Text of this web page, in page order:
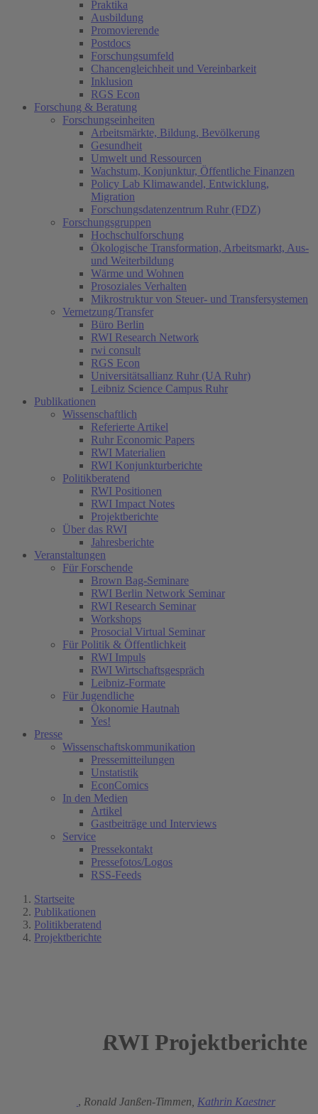
Praktika
Ausbildung
Promovierende
Postdocs
Forschungsumfeld
Chancengleichheit und Vereinbarkeit
Inklusion
RGS Econ
Forschung & Beratung
Forschungseinheiten
Arbeitsmärkte, Bildung, Bevölkerung
Gesundheit
Umwelt und Ressourcen
Wachstum, Konjunktur, Öffentliche Finanzen
Policy Lab Klimawandel, Entwicklung,
Migration
Forschungsdatenzentrum Ruhr (FDZ)
Forschungsgruppen
Hochschulforschung
Ökologische Transformation, Arbeitsmarkt, Aus-
und Weiterbildung
Wärme und Wohnen
Prosoziales Verhalten
Mikrostruktur von Steuer- und Transfersystemen
Vernetzung/Transfer
Büro Berlin
RWI Research Network
rwi consult
RGS Econ
Universitätsallianz Ruhr (UA Ruhr)
Leibniz Science Campus Ruhr
Publikationen
Wissenschaftlich
Referierte Artikel
Ruhr Economic Papers
RWI Materialien
RWI Konjunkturberichte
Politikberatend
RWI Positionen
RWI Impact Notes
Projektberichte
Über das RWI
Jahresberichte
Veranstaltungen
Für Forschende
Brown Bag-Seminare
RWI Berlin Network Seminar
RWI Research Seminar
Workshops
Prosocial Virtual Seminar
Für Politik & Öffentlichkeit
RWI Impuls
RWI Wirtschaftsgespräch
Leibniz-Formate
Für Jugendliche
Ökonomie Hautnah
Yes!
Presse
Wissenschaftskommunikation
Pressemitteilungen
Unstatistik
EconComics
In den Medien
Artikel
Gastbeiträge und Interviews
Service
Pressekontakt
Pressefotos/Logos
RSS-Feeds
Startseite
Publikationen
Politikberatend
Projektberichte
RWI Projektberichte
, Ronald Janßen-Timmen, Kathrin Kaestner